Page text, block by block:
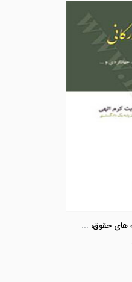
حقوق تجارت و بازرگانی «برای رشته های حقوق، مدیریت، حسابداری، جهانگردی»